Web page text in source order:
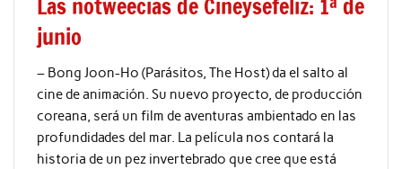
Las notweecias de Cineysefeliz: 1ª de
junio
– Bong Joon-Ho (Parásitos, The Host) da el salto al
cine de animación. Su nuevo proyecto, de producción
coreana, será un film de aventuras ambientado en las
profundidades del mar. La película nos contará la
historia de un pez invertebrado que cree que está